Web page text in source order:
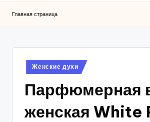
Главная страница
Опубликовано
в
Женские духи
Парфюмерная
женская White